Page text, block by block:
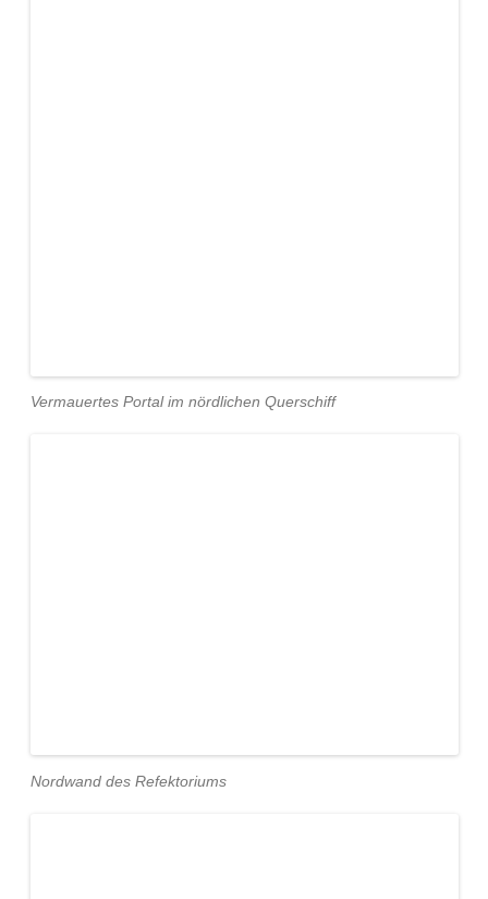
Vermauertes Portal im nördlichen Querschiff
Nordwand des Refektoriums